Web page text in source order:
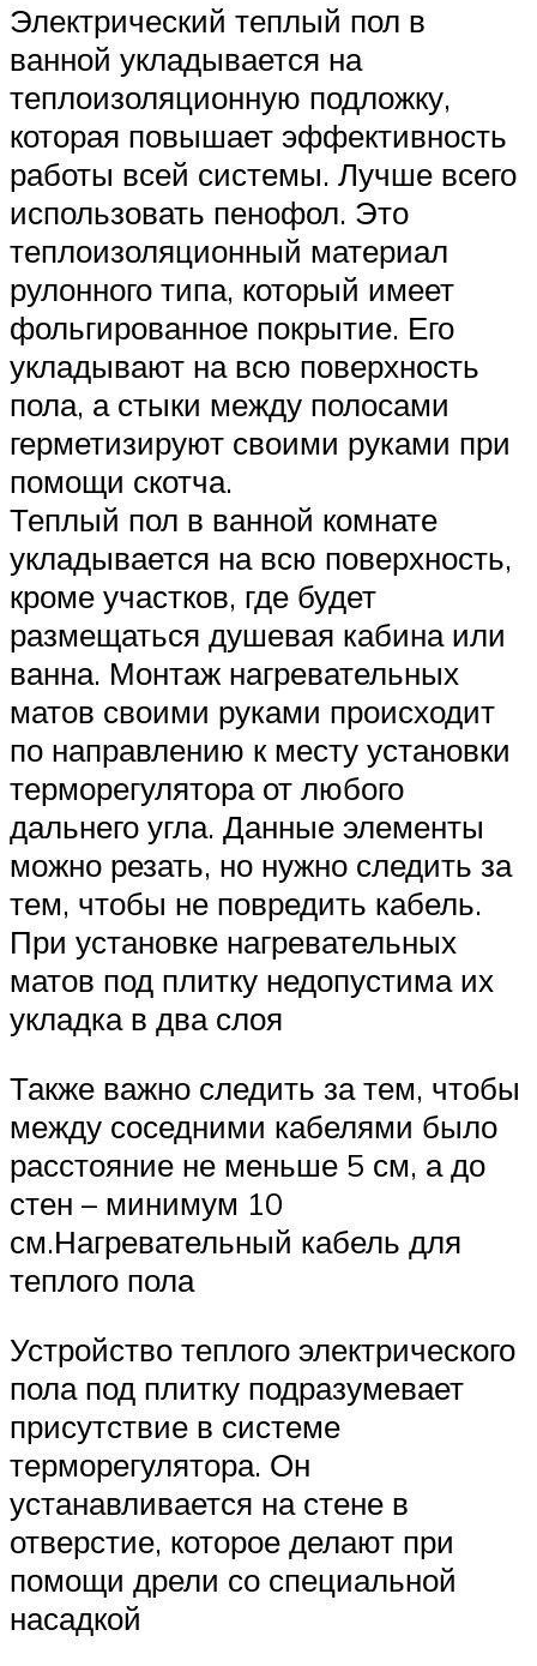
Электрический теплый пол в
ванной укладывается на
теплоизоляционную подложку,
которая повышает эффективность
работы всей системы. Лучше всего
использовать пенофол. Это
теплоизоляционный материал
рулонного типа, который имеет
фольгированное покрытие. Его
укладывают на всю поверхность
пола, а стыки между полосами
герметизируют своими руками при
помощи скотча.
Теплый пол в ванной комнате
укладывается на всю поверхность,
кроме участков, где будет
размещаться душевая кабина или
ванна. Монтаж нагревательных
матов своими руками происходит
по направлению к месту установки
терморегулятора от любого
дальнего угла. Данные элементы
можно резать, но нужно следить за
тем, чтобы не повредить кабель.
При установке нагревательных
матов под плитку недопустима их
укладка в два слоя
Также важно следить за тем, чтобы
между соседними кабелями было
расстояние не меньше 5 см, а до
стен – минимум 10
см.Нагревательный кабель для
теплого пола
Устройство теплого электрического
пола под плитку подразумевает
присутствие в системе
терморегулятора. Он
устанавливается на стене в
отверстие, которое делают при
помощи дрели со специальной
насадкой